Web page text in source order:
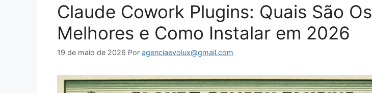
Claude Cowork Plugins: Quais São Os
Melhores e Como Instalar em 2026
19 de maio de 2026 Por agenciaevolux@gmail.com